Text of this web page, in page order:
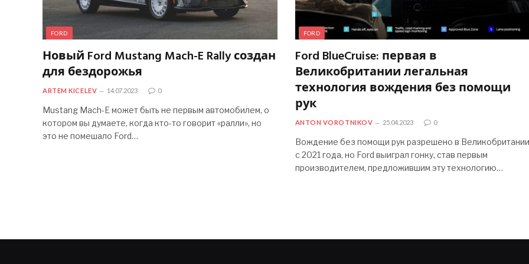
FORD
Новый Ford Mustang Mach-E Rally создан
для бездорожья
ARTEM KICELEV 14.07.2023 0
Mustang Mach-E может быть не первым автомобилем, о
котором вы думаете, когда кто-то говорит «ралли», но
это не помешало Ford…
FORD
Ford BlueCruise: первая в
Великобритании легальная
технология вождения без помощи
рук
ANTON VOROTNIKOV 25.04.2023 0
Вождение без помощи рук разрешено в Великобритании
с 2021 года, но Ford выиграл гонку, став первым
производителем, предложившим эту технологию…